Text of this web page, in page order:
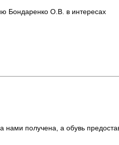
Бондаренко О.В. в интересах
получена, а обувь